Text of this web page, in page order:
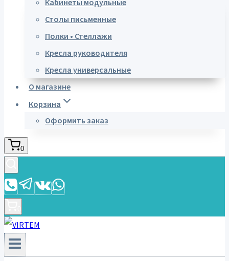
Кабинеты модульные
Столы письменные
Полки • Стеллажи
Кресла руководителя
Кресла универсальные
О магазине
Корзина
Оформить заказ
0